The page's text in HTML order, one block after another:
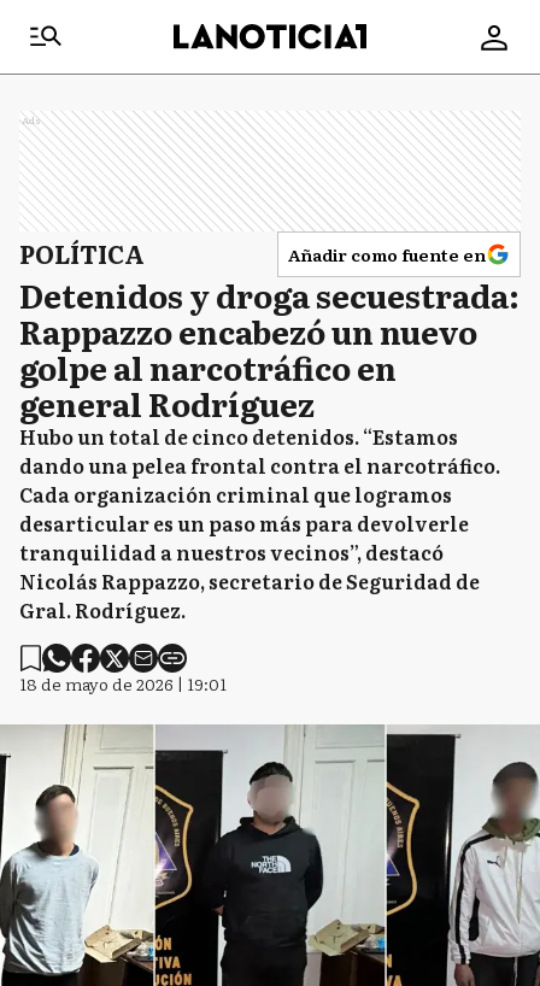
Ads
POLÍTICA Añadir como fuente en
Detenidos y droga secuestrada:
Rappazzo encabezó un nuevo
golpe al narcotráfico en
general Rodríguez
Hubo un total de cinco detenidos. “Estamos
dando una pelea frontal contra el narcotráfico.
Cada organización criminal que logramos
desarticular es un paso más para devolverle
tranquilidad a nuestros vecinos”, destacó
Nicolás Rappazzo, secretario de Seguridad de
Gral. Rodríguez.
18 de mayo de 2026 | 19:01